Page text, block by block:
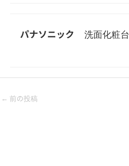
パナソニック 洗面化粧台
← 前の投稿